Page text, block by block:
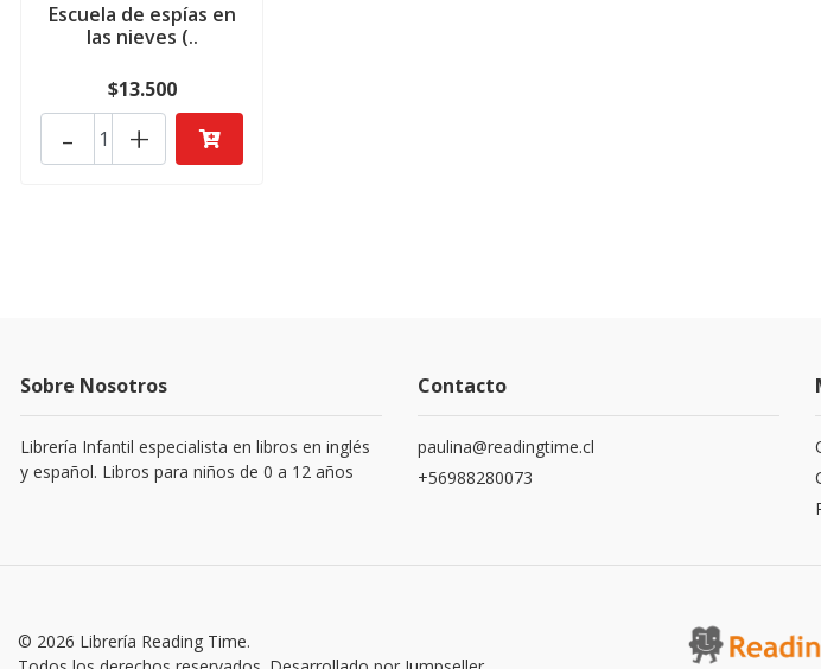
Escuela de espías en
las nieves (..
$13.500
+
-
Sobre Nosotros
Librería Infantil especialista en libros en inglés
y español. Libros para niños de 0 a 12 años
Contacto
paulina@readingtime.cl
+56988280073
© 2026 Librería Reading Time.